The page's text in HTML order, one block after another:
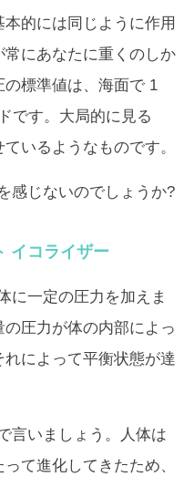
的には同じように作用
にあなたに重くのしか
標準値は、海面で 1
です。大局的に見る
いるようなものです。
感じないのでしょうか?
イコライザー
に一定の圧力を加えま
圧力が体の内部によっ
によって平衡状態が達
言いましょう。人体は
て進化してきたため、